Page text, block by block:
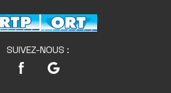
SUIVEZ-NOUS :